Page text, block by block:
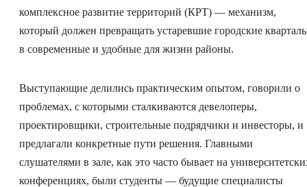
комплексное развитие территорий (КРТ) — механизм,
который должен превращать устаревшие городские
в современные и удобные для жизни районы.
Выступающие делились практическим опытом, говорили о
проблемах, с которыми сталкиваются девелоперы,
проектировщики, строительные подрядчики и инвесторы, и
предлагали конкретные пути решения. Главными
слушателями в зале, как это часто бывает на
конференциях, были студенты — будущие специалисты